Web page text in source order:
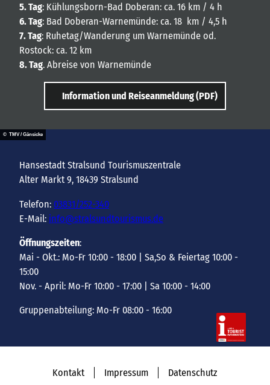
5. Tag: Kühlungsborn-Bad Doberan: ca. 16 km / 4 h
6. Tag: Bad Doberan-Warnemünde: ca. 18 km / 4,5 h
7. Tag: Ruhetag/Wanderung um Warnemünde od.
Rostock: ca. 12 km
8. Tag. Abreise von Warnemünde
Information und Reiseanmeldung (PDF)
© TMV / Gänsicke
Hansestadt Stralsund Tourismuszentrale
Alter Markt 9, 18439 Stralsund
Telefon: 03831/252-340
E-Mail: info@stralsundtourismus.de
Öffnungszeiten:
Mai - Okt.: Mo-Fr 10:00 - 18:00 | Sa,So & Feiertag 10:00 -
15:00
Nov. - April: Mo-Fr 10:00 - 17:00 | Sa 10:00 - 14:00
Gruppenabteilung: Mo-Fr 08:00 - 16:00
Kontakt Impressum Datenschutz